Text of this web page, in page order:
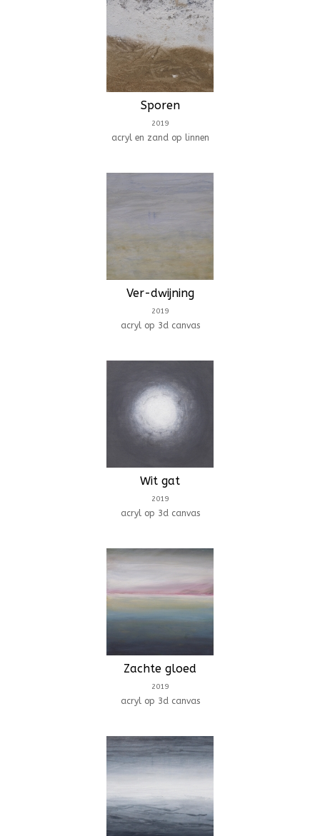
Sporen
2019
acryl en zand op linnen
Ver-dwijning
2019
acryl op 3d canvas
Wit gat
2019
acryl op 3d canvas
Zachte gloed
2019
acryl op 3d canvas